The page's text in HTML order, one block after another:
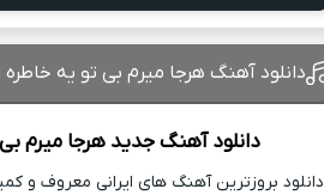
دانلود آهنگ هرجا میرم بی تو یه خاطره
دانلود آهنگ جدید هرجا میرم
دانلود بروزترین آهنگ های ایرانی معروف و